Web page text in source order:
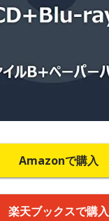
Amazonで購入
楽天ブックスで購入